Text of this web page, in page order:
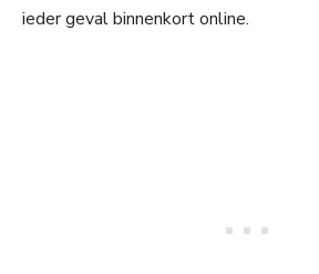
ieder geval binnenkort online.